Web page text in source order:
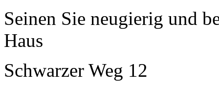
Seinen Sie neugierig und
Haus
Schwarzer Weg 12